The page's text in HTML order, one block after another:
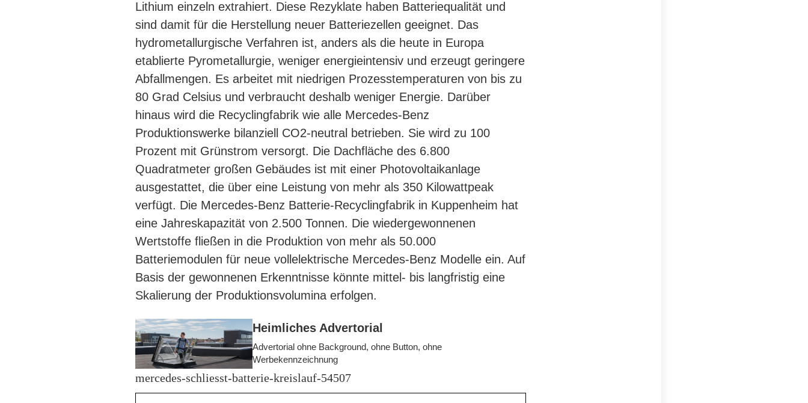
Lithium einzeln extrahiert. Diese Rezyklate haben Batteriequalität und
sind damit für die Herstellung neuer Batteriezellen geeignet. Das
hydrometallurgische Verfahren ist, anders als die heute in Europa
etablierte Pyrometallurgie, weniger energieintensiv und erzeugt geringere
Abfallmengen. Es arbeitet mit niedrigen Prozesstemperaturen von bis zu
80 Grad Celsius und verbraucht deshalb weniger Energie. Darüber
hinaus wird die Recyclingfabrik wie alle Mercedes-Benz
Produktionswerke bilanziell CO2-neutral betrieben. Sie wird zu 100
Prozent mit Grünstrom versorgt. Die Dachfläche des 6.800
Quadratmeter großen Gebäudes ist mit einer Photovoltaikanlage
ausgestattet, die über eine Leistung von mehr als 350 Kilowattpeak
verfügt. Die Mercedes-Benz Batterie-Recyclingfabrik in Kuppenheim hat
eine Jahreskapazität von 2.500 Tonnen. Die wiedergewonnenen
Wertstoffe fließen in die Produktion von mehr als 50.000
Batteriemodulen für neue vollelektrische Mercedes-Benz Modelle ein. Auf
Basis der gewonnenen Erkenntnisse könnte mittel- bis langfristig eine
Skalierung der Produktionsvolumina erfolgen.
Heimliches Advertorial
Advertorial ohne Background, ohne Button, ohne
Werbekennzeichnung
mercedes-schliesst-batterie-kreislauf-54507